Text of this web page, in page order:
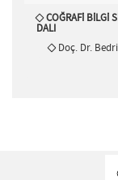
COĞRAFİ BİLGİ
DALI
Doç. Dr.